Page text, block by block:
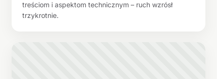
treściom i aspektom technicznym – ruch wzrósł
trzykrotnie.